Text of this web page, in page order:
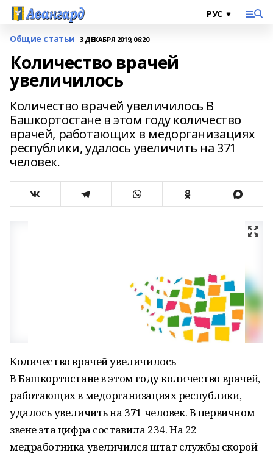
Общие статьи 3 ДЕКАБРЯ 2019, 06:20
Количество врачей
увеличилось
Количество врачей увеличилось В
Башкортостане в этом году количество
врачей, работающих в медорганизациях
республики, удалось увеличить на 371
человек.
Количество врачей увеличилось
В Башкортостане в этом году количество врачей,
работающих в медорганизациях республики,
удалось увеличить на 371 человек. В первичном
звене эта цифра составила 234. На 22
медработника увеличился штат службы скорой